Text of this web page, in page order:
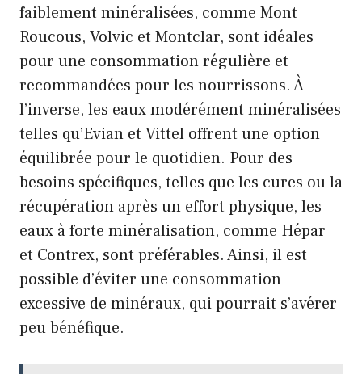
faiblement minéralisées, comme Mont
Roucous, Volvic et Montclar, sont idéales
pour une consommation régulière et
recommandées pour les nourrissons. À
l’inverse, les eaux modérément minéralisées
telles qu’Evian et Vittel offrent une option
équilibrée pour le quotidien. Pour des
besoins spécifiques, telles que les cures ou la
récupération après un effort physique, les
eaux à forte minéralisation, comme Hépar
et Contrex, sont préférables. Ainsi, il est
possible d’éviter une consommation
excessive de minéraux, qui pourrait s’avérer
peu bénéfique.